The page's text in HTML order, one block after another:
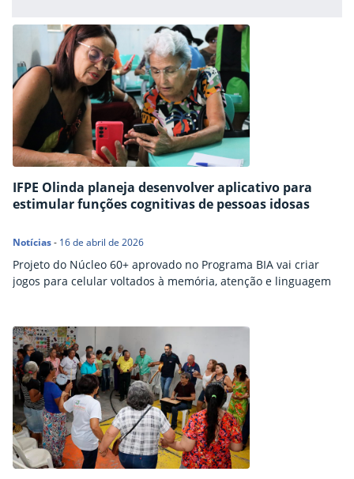
IFPE Olinda planeja desenvolver aplicativo para
estimular funções cognitivas de pessoas idosas
Notícias- 16 de abril de 2026
Projeto do Núcleo 60+ aprovado no Programa BIA vai criar
jogos para celular voltados à memória, atenção e linguagem